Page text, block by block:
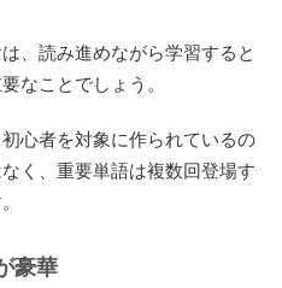
は、読み進めながら学習すると
なことでしょう。
心者を対象に作られているの
く、重要単語は複数回登場す
豪華